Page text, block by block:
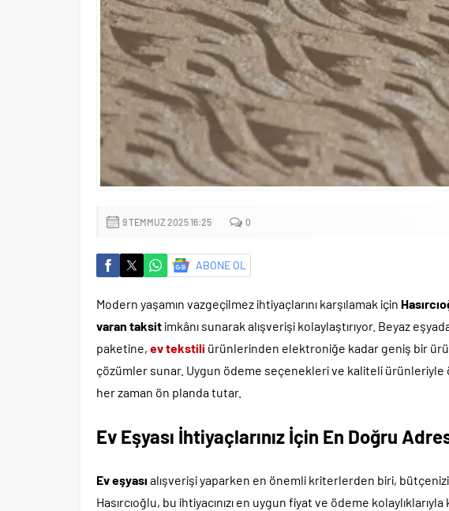
9 TEMMUZ 2025 16:25 0
ABONE OL
Modern yaşamın vazgeçilmez ihtiyaçlarını karşılamak için
varan taksit imkânı sunarak alışverişi kolaylaştırıyor. Beyaz
paketine, ev tekstili ürünlerinden elektroniğe kadar geniş bir
çözümler sunar. Uygun ödeme seçenekleri ve kaliteli ürünleriyle
her zaman ön planda tutar.
Ev Eşyası İhtiyaçlarınız İçin En Doğru
Ev eşyası alışverişi yaparken en önemli kriterlerden biri,
Hasırcıoğlu, bu ihtiyacınızı en uygun fiyat ve ödeme kolaylıklarıyla